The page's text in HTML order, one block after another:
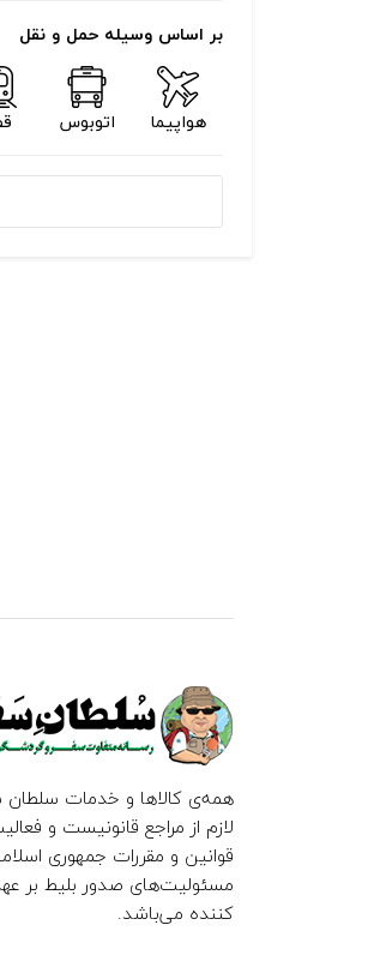
بر اساس وسیله حمل و نقل
هواپیما اتوبوس
همه‌ی کالاها و خدمات سلطان
لازم از مراجع قانونیست و
قوانین و مقررات جمهوری
مسئولیت‌های صدور بلیط بر
کننده می‌باشد.